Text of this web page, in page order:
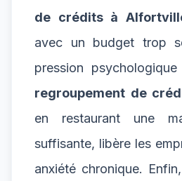
de crédits à
avec un budget trop
pression
regroupement de
en restaurant une
suffisante, libère les
anxiété chronique.